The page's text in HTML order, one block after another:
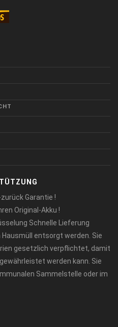
Garantie !
Original-Akku !
Schnelle Lieferung
entsorgt werden. Sie
gesetzlich verpflichtet, damit
werden kann. Sie
Sammelstelle oder im